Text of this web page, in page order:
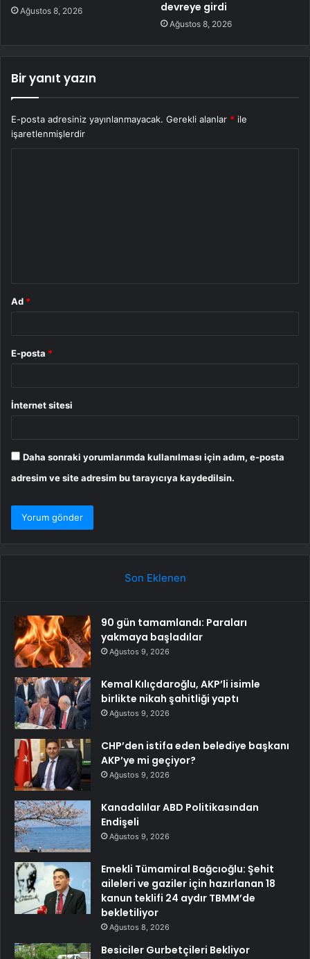
Ağustos 8, 2026
devreye girdi
Ağustos 8, 2026
Bir yanıt yazın
E-posta adresiniz yayınlanmayacak. Gerekli alanlar * ile
işaretlenmişlerdir
Ad *
E-posta *
İnternet sitesi
Daha sonraki yorumlarımda kullanılması için adım, e-posta
adresim ve site adresim bu tarayıcıya kaydedilsin.
Son Eklenen
90 gün tamamlandı: Paraları
yakmaya başladılar
Ağustos 9, 2026
Kemal Kılıçdaroğlu, AKP’li isimle
birlikte nikah şahitliği yaptı
Ağustos 9, 2026
CHP’den istifa eden belediye başkanı
AKP’ye mi geçiyor?
Ağustos 9, 2026
Kanadalılar ABD Politikasından
Endişeli
Ağustos 9, 2026
Emekli Tümamiral Bağcıoğlu: Şehit
aileleri ve gaziler için hazırlanan 18
kanun teklifi 24 aydır TBMM’de
bekletiliyor
Ağustos 8, 2026
Besiciler Gurbetçileri Bekliyor